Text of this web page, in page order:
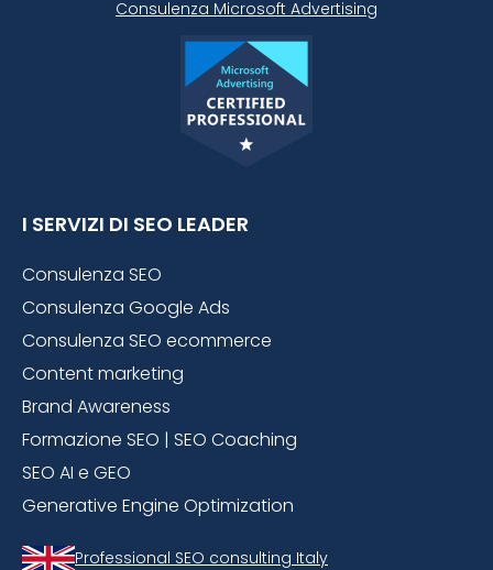
Consulenza Microsoft Advertising
I SERVIZI DI SEO LEADER
Consulenza SEO
Consulenza Google Ads
Consulenza SEO ecommerce
Content marketing
Brand Awareness
Formazione SEO | SEO Coaching
SEO AI e GEO
Generative Engine Optimization
Professional SEO consulting Italy